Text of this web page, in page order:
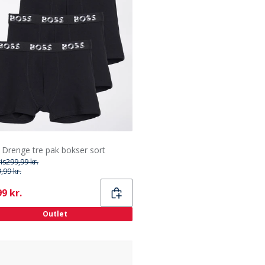
Drenge tre pak bokser sort
299,99 kr.
kr.
kr.
Outlet